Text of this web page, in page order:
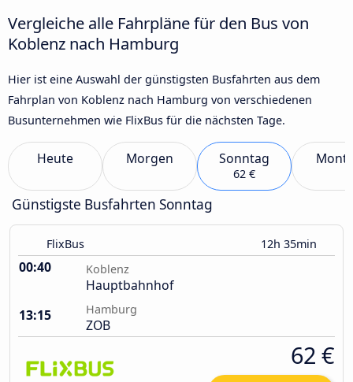
Vergleiche alle Fahrpläne für den Bus von
Koblenz nach Hamburg
Hier ist eine Auswahl der günstigsten Busfahrten aus dem
Fahrplan von Koblenz nach Hamburg von verschiedenen
Busunternehmen wie FlixBus für die nächsten Tage.
Heute Morgen Sonntag
62 €
Günstigste Busfahrten Sonntag
FlixBus 12h 35min
00:40 Koblenz
Hauptbahnhof
13:15
Hamburg
ZOB
62 €